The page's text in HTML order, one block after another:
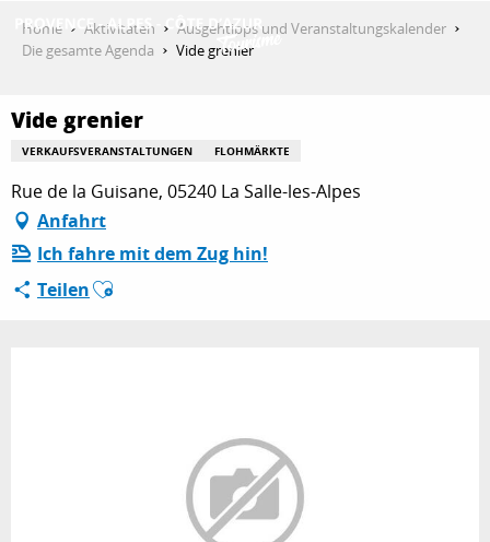
contenu
AKTIVITÄTEN
AUFENTHALT
Home Aktivitäten
Ausgehtipps und Veranstaltungskalender
Die gesamte Agenda
Vide grenier
Vide grenier
VERKAUFSVERANSTALTUNGEN FLOHMÄRKTE
Rue de la Guisane, 05240 La Salle-les-Alpes
Anfahrt
Ich fahre mit dem Zug hin!
TeilenAjouter aux favoris